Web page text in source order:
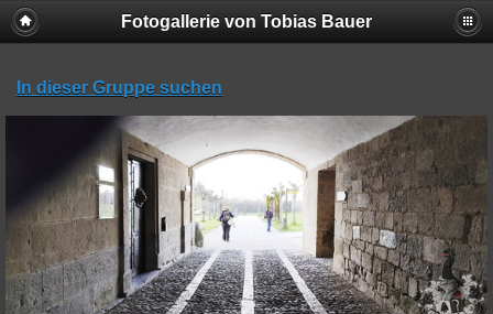
Fotogallerie von Tobias Bauer
In dieser Gruppe suchen